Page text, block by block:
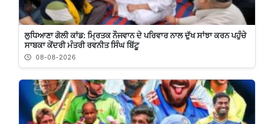
ਲੁਧਿਆਣਾ ਗੋਲੀ ਕਾਂਡ: ਮ੍ਰਿਤਕ ਨੌਜਵਾਨ ਦੇ ਪਰਿਵਾਰ ਨਾਲ ਦੁੱਖ ਸਾਂਝਾ ਕਰਨ ਪਹੁੰਚੇ
ਸਾਬਕਾ ਕੇਂਦਰੀ ਮੰਤਰੀ ਰਵਨੀਤ ਸਿੰਘ ਬਿੱਟੂ
08-08-2026